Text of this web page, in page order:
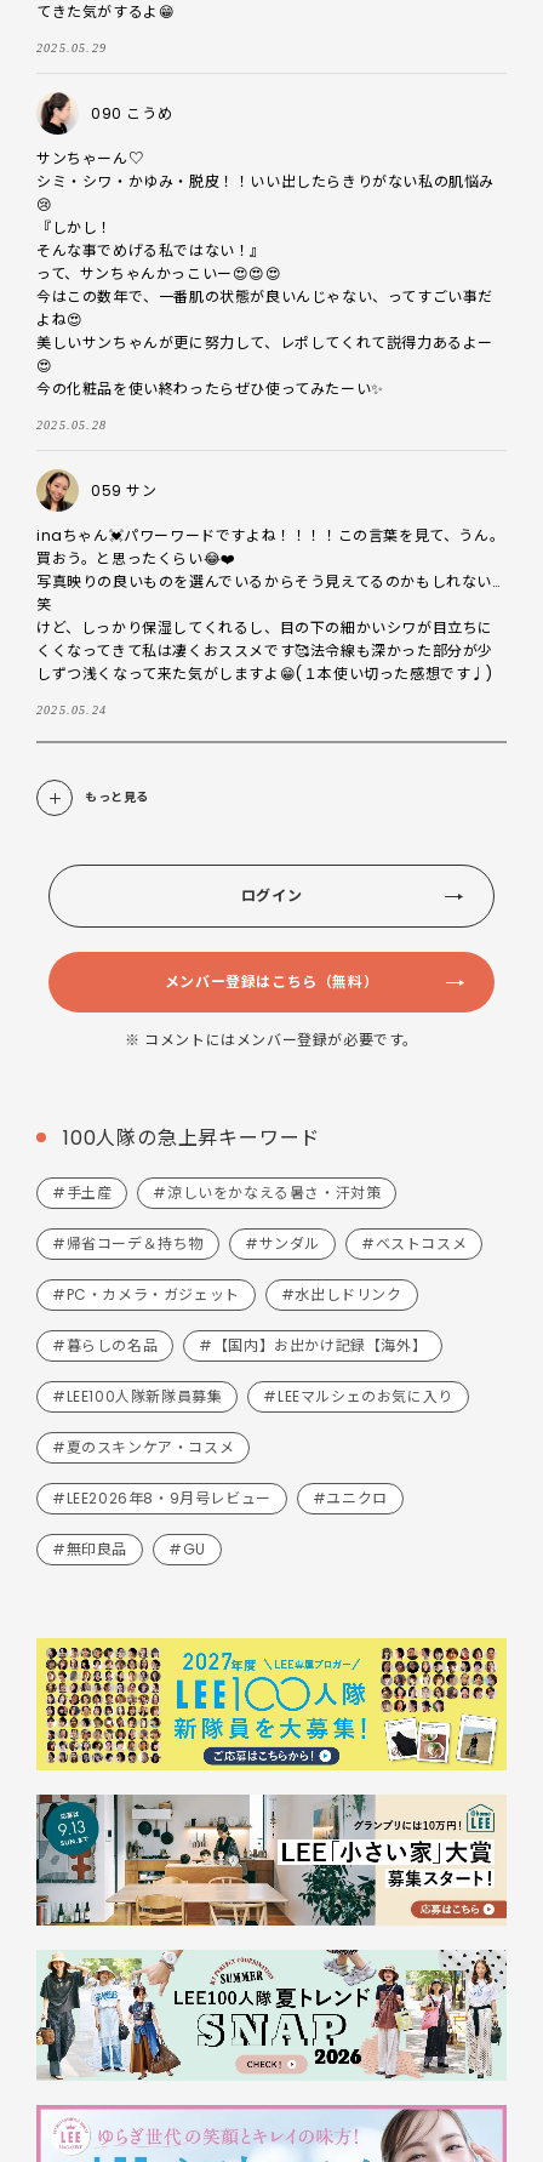
てきた気がするよ😁
2025.05.29
090 こうめ
サンちゃーん♡
シミ・シワ・かゆみ・脱皮！！いい出したらきりがない私の肌悩み
😢
『しかし！
そんな事でめげる私ではない！』
って、サンちゃんかっこいー😍😍😍
今はこの数年で、一番肌の状態が良いんじゃない、ってすごい事だ
よね😍
美しいサンちゃんが更に努力して、レポしてくれて説得力あるよー
😍
今の化粧品を使い終わったらぜひ使ってみたーい✨️
2025.05.28
059 サン
inaちゃん💓パワーワードですよね！！！！この言葉を見て、うん。
買おう。と思ったくらい😂❤️
写真映りの良いものを選んでいるからそう見えてるのかもしれない…
笑
けど、しっかり保湿してくれるし、目の下の細かいシワが目立ちに
くくなってきて私は凄くおススメです🥰法令線も深かった部分が少
しずつ浅くなって来た気がしますよ😁(１本使い切った感想です♩)
2025.05.24
もっと見る
ログイン
メンバー登録はこちら（無料）
※ コメントにはメンバー登録が必要です。
100人隊の急上昇キーワード
#手土産 #涼しいをかなえる暑さ・汗対策
#帰省コーデ＆持ち物 #サンダル #ベストコスメ
#PC・カメラ・ガジェット #水出しドリンク
#暮らしの名品 #【国内】お出かけ記録【海外】
#LEE100人隊新隊員募集 #LEEマルシェのお気に入り
#夏のスキンケア・コスメ
#LEE2026年8・9月号レビュー #ユニクロ
#無印良品 #GU